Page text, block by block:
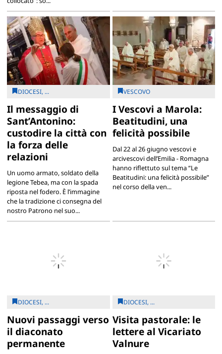
DIOCESI, ...
Il messaggio di
Sant’Antonino:
custodire la città con
la forza delle
relazioni
Un uomo armato, soldato della
legione Tebea, ma con la spada
riposta nel fodero. È l’immagine
che la tradizione ci consegna del
nostro Patrono nel suo...
VESCOVO
I Vescovi a Marola:
Beatitudini, una
felicità possibile
Dal 22 al 26 giugno vescovi e
arcivescovi dell’Emilia - Romagna
hanno riflettuto sul tema “Le
Beatitudini: una felicità possibile”
nel corso della ven...
DIOCESI, ...
Nuovi passaggi verso
il diaconato
permanente
DIOCESI, ...
Visita pastorale: le
lettere al Vicariato
Valnure